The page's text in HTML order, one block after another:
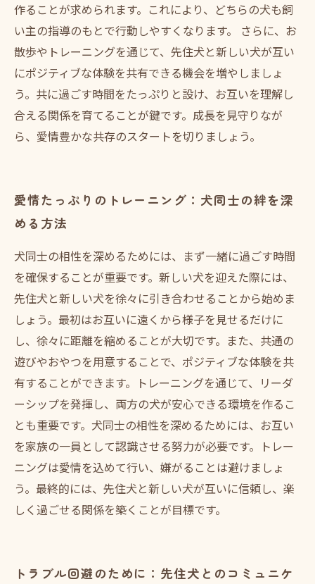
作ることが求められます。これにより、どちらの犬も飼
い主の指導のもとで行動しやすくなります。 さらに、お
散歩やトレーニングを通じて、先住犬と新しい犬が互い
にポジティブな体験を共有できる機会を増やしましょ
う。共に過ごす時間をたっぷりと設け、お互いを理解し
合える関係を育てることが鍵です。成長を見守りなが
ら、愛情豊かな共存のスタートを切りましょう。
愛情たっぷりのトレーニング：犬同士の絆を深
める方法
犬同士の相性を深めるためには、まず一緒に過ごす時間
を確保することが重要です。新しい犬を迎えた際には、
先住犬と新しい犬を徐々に引き合わせることから始めま
しょう。最初はお互いに遠くから様子を見せるだけに
し、徐々に距離を縮めることが大切です。また、共通の
遊びやおやつを用意することで、ポジティブな体験を共
有することができます。トレーニングを通じて、リーダ
ーシップを発揮し、両方の犬が安心できる環境を作るこ
とも重要です。犬同士の相性を深めるためには、お互い
を家族の一員として認識させる努力が必要です。トレー
ニングは愛情を込めて行い、嫌がることは避けましょ
う。最終的には、先住犬と新しい犬が互いに信頼し、楽
しく過ごせる関係を築くことが目標です。
トラブル回避のために：先住犬とのコミュニケ